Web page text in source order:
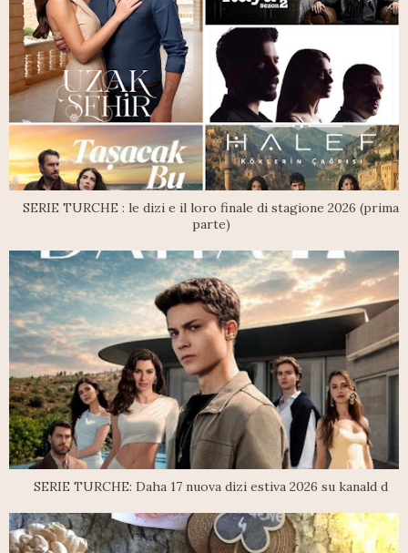
SERIE TURCHE : le dizi e il loro finale di stagione 2026 (prima
parte)
SERIE TURCHE: Daha 17 nuova dizi estiva 2026 su kanald d